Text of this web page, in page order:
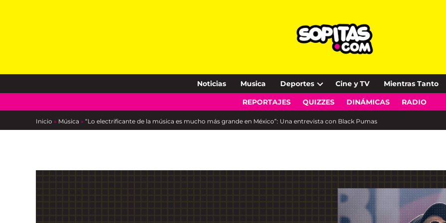
Noticias Musica Deportes
Open
dropdown
Cine y TV Mientras Tanto
REPORTAJES QUIZZES DINÁMICAS RADIO
Inicio » Música » “Lo electrificante de la música es mucho más grande en México”: Una entrevista con Black Pumas